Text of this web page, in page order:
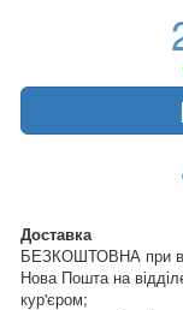
Доставка
БЕЗКОШТОВНА при
Нова Пошта на
кур'єром;